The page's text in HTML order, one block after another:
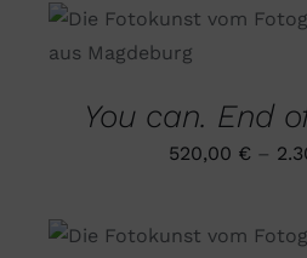
AUSFÜHRUNG
DETAILS
You can. End
520,00 € –
AUSFÜHRUNG